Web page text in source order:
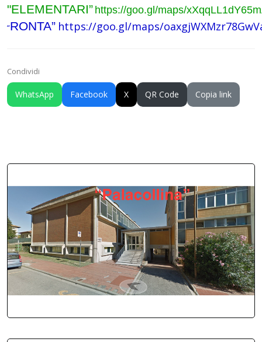
"ELEMENTARI” https://goo.gl/maps/
“RONTA” https://goo.gl/maps/
Condividi
WhatsApp Facebook X QR Code Copia link